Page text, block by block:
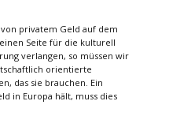
privatem Geld auf dem
Seite für die kulturell
verlangen, so müssen wir
orientierte
das sie brauchen. Ein
in Europa hält, muss dies